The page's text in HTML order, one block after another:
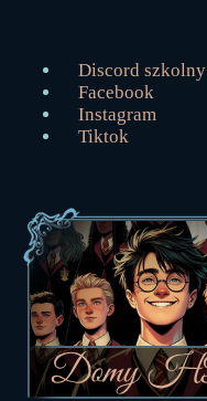
Discord szkolny
Facebook
Instagram
Tiktok